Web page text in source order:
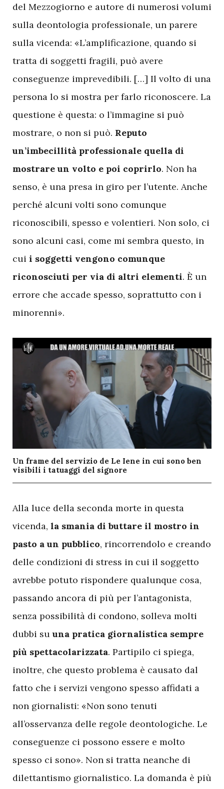
del Mezzogiorno e autore di numerosi volumi
sulla deontologia professionale, un parere
sulla vicenda: «L’amplificazione, quando si
tratta di soggetti fragili, può avere
conseguenze imprevedibili. […] Il volto di una
persona lo si mostra per farlo riconoscere. La
questione è questa: o l’immagine si può
mostrare, o non si può. Reputo
un’imbecillità professionale quella di
mostrare un volto e poi coprirlo. Non ha
senso, è una presa in giro per l’utente. Anche
perché alcuni volti sono comunque
riconoscibili, spesso e volentieri. Non solo, ci
sono alcuni casi, come mi sembra questo, in
cui i soggetti vengono comunque
riconosciuti per via di altri elementi. È un
errore che accade spesso, soprattutto con i
minorenni».
Un frame del servizio de Le Iene in cui sono ben
visibili i tatuaggi del signore
Alla luce della seconda morte in questa
vicenda, la smania di buttare il mostro in
pasto a un pubblico, rincorrendolo e creando
delle condizioni di stress in cui il soggetto
avrebbe potuto rispondere qualunque cosa,
passando ancora di più per l’antagonista,
senza possibilità di condono, solleva molti
dubbi suuna pratica giornalistica sempre
più spettacolarizzata. Partipilo ci spiega,
inoltre, che questo problema è causato dal
fatto che i servizi vengono spesso affidati a
non giornalisti: «Non sono tenuti
all’osservanza delle regole deontologiche. Le
conseguenze ci possono essere e molto
spesso ci sono». Non si tratta neanche di
dilettantismo giornalistico. La domanda è più